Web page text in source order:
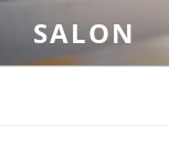
content
SALON